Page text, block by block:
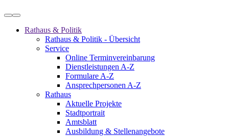
Rathaus & Politik
Rathaus & Politik - Übersicht
Service
Online Terminvereinbarung
Dienstleistungen A-Z
Formulare A-Z
Ansprechpersonen A-Z
Rathaus
Aktuelle Projekte
Stadtportrait
Amtsblatt
Ausbildung & Stellenangebote